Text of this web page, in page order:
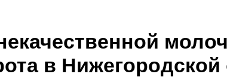
в Нижегородской